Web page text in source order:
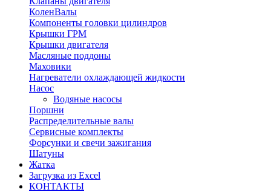
КоленВалы
Компоненты головки цилиндров
Крышки ГРМ
Крышки двигателя
Масляные поддоны
Маховики
Нагреватели охлаждающей жидкости
Насос
Водяные насосы
Поршни
Распределительные валы
Сервисные комплекты
Форсунки и свечи зажигания
Шатуны
Жатка
Загрузка из Excel
КОНТАКТЫ